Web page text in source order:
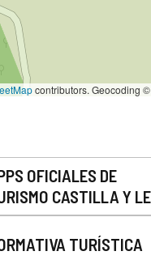
contributors. Geocoding ©
OFICIALES DE
CASTILLA Y
TURÍSTICA